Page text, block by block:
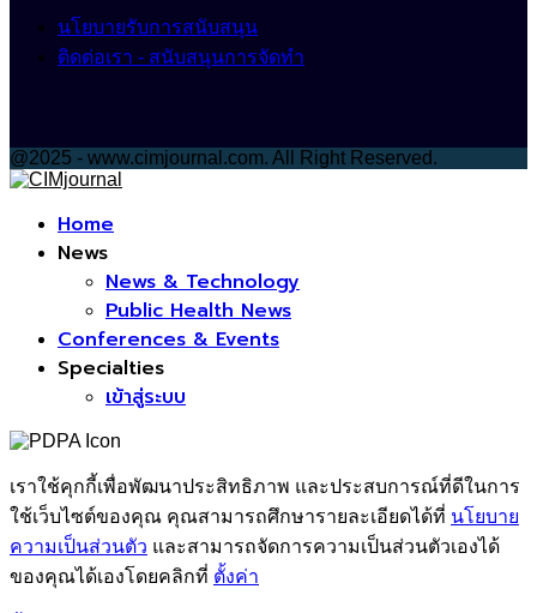
นโยบายรับการสนับสนุน
ติดต่อเรา - สนับสนุนการจัดทำ
@2025 - www.cimjournal.com. All Right Reserved.
Home
News
News & Technology
Public Health News
Conferences & Events
Specialties
เข้าสู่ระบบ
เราใช้คุกกี้เพื่อพัฒนาประสิทธิภาพ และประสบการณ์ที่ดีในการ
ใช้เว็บไซต์ของคุณ คุณสามารถศึกษารายละเอียดได้ที่ นโยบาย
ความเป็นส่วนตัว และสามารถจัดการความเป็นส่วนตัวเองได้
ของคุณได้เองโดยคลิกที่ ตั้งค่า